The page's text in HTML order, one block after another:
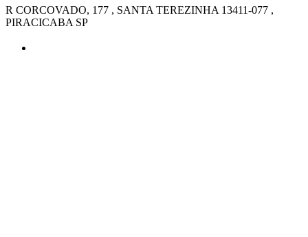
R CORCOVADO, 177 , SANTA TEREZINHA 13411-077 ,
PIRACICABA SP